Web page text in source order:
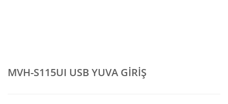
MVH-S115UI USB YUVA GİRİŞ